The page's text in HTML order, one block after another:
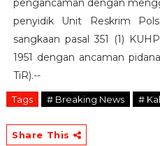
pengancaman dengan
penyidik Unit Reskrim
sangkaan pasal 351 (1)
1951 dengan ancaman
TiR).--
Tags # Breaking News #
Share This